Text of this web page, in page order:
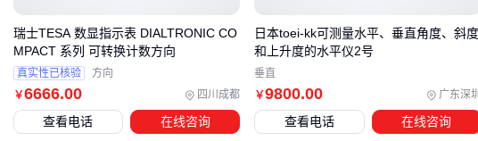
价差更重要。
三、轴承选型时，哪些参数容易被忽略却至关重要？
轴承选型时，仅关注基本尺寸和负载能力往往不够。实际应用
中，以下参数差异会显著影响性能和寿命：
￥6666.00 四川成都
瑞士TESA 数显指示表 DIALTRONIC CO
MPACT 系列 可转换计数方向
真实性已核验 方向
查看电话 在线咨询
￥9800.00 广东深圳
日本toei-kk可测量水平、垂直角度、斜度
和上升度的水平仪2号
垂直
查看电话 在线咨询